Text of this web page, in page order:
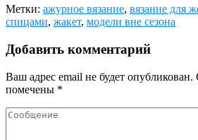
Метки: ажурное вязание, вязание для
спицами, жакет, модели вне сезона
Добавить комментарий
Ваш адрес email не будет опубликован.
помечены *